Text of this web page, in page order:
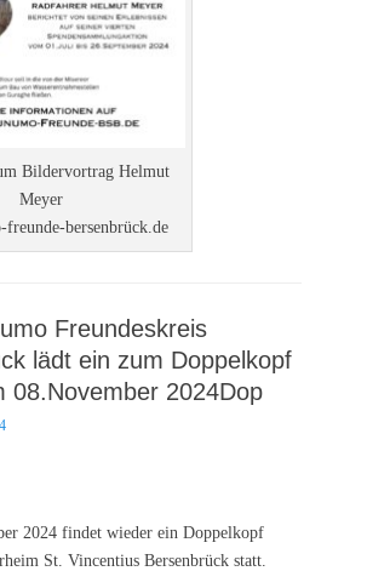
Bildervortrag Helmut
Meyer
bersenbrück.de
Freundeskreis
lädt ein zum Doppelkopf
08.November 2024Dop
2024 findet wieder ein Doppelkopf
St. Vincentius Bersenbrück statt.